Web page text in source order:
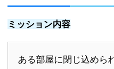
ミッション内容
ある部屋に閉じ込めら